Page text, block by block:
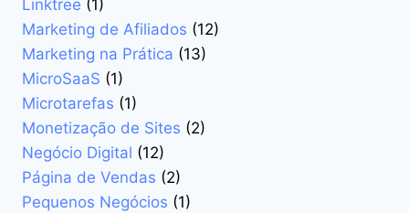
Linktree (1)
Marketing de Afiliados (12)
Marketing na Prática (13)
MicroSaaS (1)
Microtarefas (1)
Monetização de Sites (2)
Negócio Digital (12)
Página de Vendas (2)
Pequenos Negócios (1)